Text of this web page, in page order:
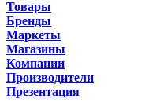
Товары
Бренды
Маркеты
Магазины
Компании
Производители
Презентация